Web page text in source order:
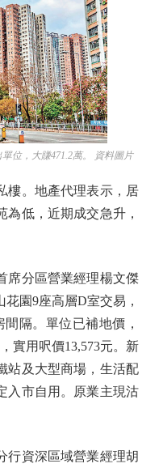
位，大賺471.2萬。 資料圖片
。地產代理表示，居
為低，近期成交急升，
分區營業經理楊文傑
園9座高層D室交易，
隔。單位已補地價，
實用呎價13,573元。新
站及大型商場，生活配
入市自用。原業主現沽
資深區域營業經理胡